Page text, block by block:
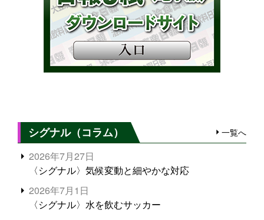
シグナル（コラム） 一覧へ
2026年7月27日
〈シグナル〉気候変動と細やかな対応
2026年7月1日
〈シグナル〉水を飲むサッカー